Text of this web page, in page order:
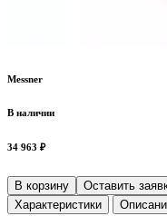
Messner
В наличии
34 963 ₽
В корзину
Оставить
Характеристики